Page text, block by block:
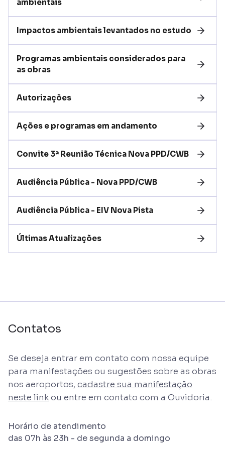
ambientais
Impactos ambientais levantados no estudo
Programas ambientais considerados para
as obras
Autorizações
Ações e programas em andamento
Convite 3ª Reunião Técnica Nova PPD/CWB
Audiência Pública​ - Nova PPD/CWB​
Audiência Pública - EIV Nova Pista
Últimas Atualizações
Contatos
Se deseja entrar em contato com nossa equipe
para manifestações ou sugestões sobre as obras
nos aeroportos, cadastre sua manifestação
neste linkou entre em contato com a Ouvidoria.
Horário de atendimento
das 07h às 23h - de segunda a domingo